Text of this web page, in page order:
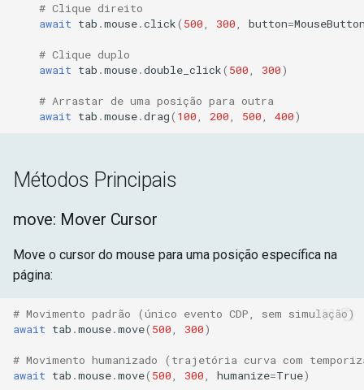
Cliques Humanizados
de Temporização
Modo Debug
Exemplos Práticos
Clicar em um Botão com
Movimento Realista
Arrastar um Slider
Passar o Mouse Sobre
Elementos
# Clique direito
await tab .mouse.click( 500, 300, button=
# Clique duplo
await tab .mouse.double_click( 500, 300)
# Arrastar de uma posição para outra
await tab .mouse.drag( 100, 200, 500, 400)
Métodos Principais
move: Mover Cursor
Move o cursor do mouse para uma posição específica na
página:
# Movimento padrão (único evento CDP, sem simulação)
await tab .mouse.move( 500, 300)
# Movimento humanizado (trajetória curva com
await tab .mouse.move( 500, 300, humanize=True)